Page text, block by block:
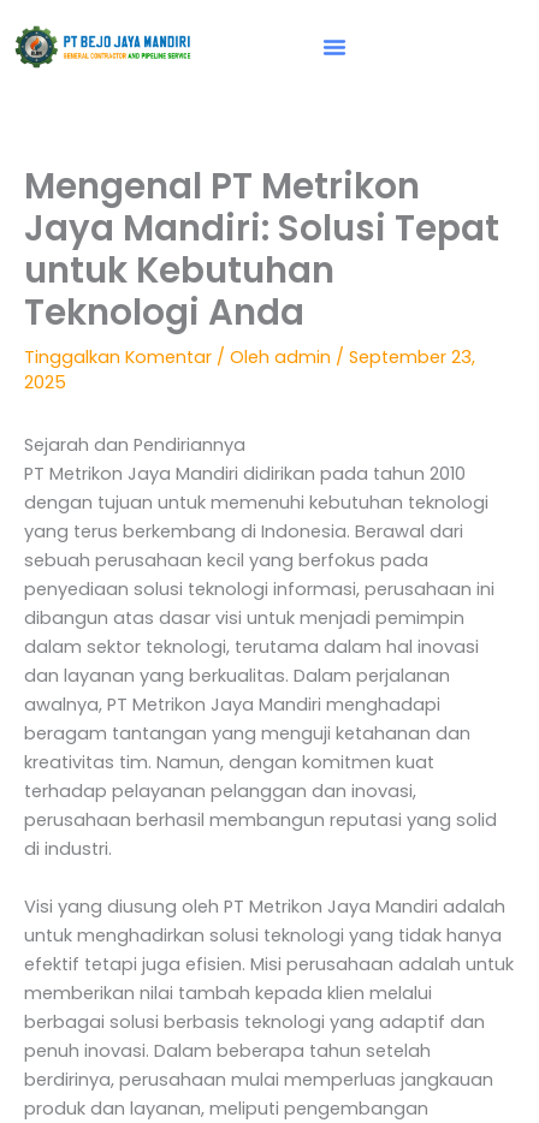
ke
konten
Mengenal PT Metrikon
Jaya Mandiri: Solusi Tepat
untuk Kebutuhan
Teknologi Anda
Tinggalkan Komentar / Oleh admin / September 23,
2025
Sejarah dan Pendiriannya
PT Metrikon Jaya Mandiri didirikan pada tahun 2010
dengan tujuan untuk memenuhi kebutuhan teknologi
yang terus berkembang di Indonesia. Berawal dari
sebuah perusahaan kecil yang berfokus pada
penyediaan solusi teknologi informasi, perusahaan ini
dibangun atas dasar visi untuk menjadi pemimpin
dalam sektor teknologi, terutama dalam hal inovasi
dan layanan yang berkualitas. Dalam perjalanan
awalnya, PT Metrikon Jaya Mandiri menghadapi
beragam tantangan yang menguji ketahanan dan
kreativitas tim. Namun, dengan komitmen kuat
terhadap pelayanan pelanggan dan inovasi,
perusahaan berhasil membangun reputasi yang solid
di industri.
Visi yang diusung oleh PT Metrikon Jaya Mandiri adalah
untuk menghadirkan solusi teknologi yang tidak hanya
efektif tetapi juga efisien. Misi perusahaan adalah untuk
memberikan nilai tambah kepada klien melalui
berbagai solusi berbasis teknologi yang adaptif dan
penuh inovasi. Dalam beberapa tahun setelah
berdirinya, perusahaan mulai memperluas jangkauan
produk dan layanan, meliputi pengembangan